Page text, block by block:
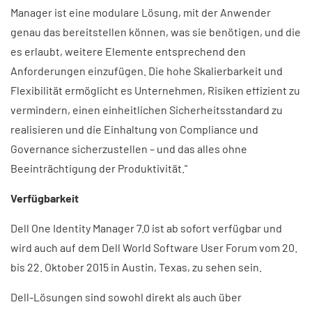
Manager ist eine modulare Lösung, mit der Anwender
genau das bereitstellen können, was sie benötigen, und die
es erlaubt, weitere Elemente entsprechend den
Anforderungen einzufügen. Die hohe Skalierbarkeit und
Flexibilität ermöglicht es Unternehmen, Risiken effizient zu
vermindern, einen einheitlichen Sicherheitsstandard zu
realisieren und die Einhaltung von Compliance und
Governance sicherzustellen – und das alles ohne
Beeinträchtigung der Produktivität."
Verfügbarkeit
Dell One Identity Manager 7.0 ist ab sofort verfügbar und
wird auch auf dem Dell World Software User Forum vom 20.
bis 22. Oktober 2015 in Austin, Texas, zu sehen sein.
Dell-Lösungen sind sowohl direkt als auch über